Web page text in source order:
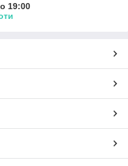
19:00